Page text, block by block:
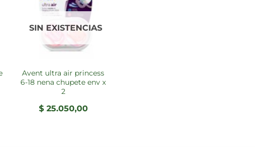
SIN EXISTENCIAS
avent ultra air princess
6-18 nena chupete env x
2
$25.050,00